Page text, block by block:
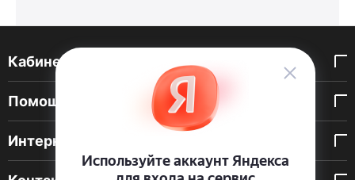
Кабинет покупателя
Помощь покупателю
Интернет-магазин